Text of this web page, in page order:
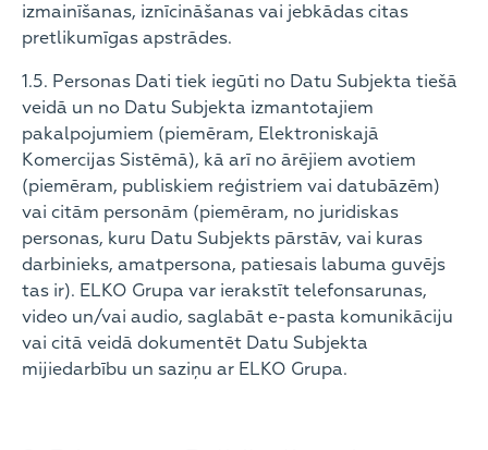
izmainīšanas, iznīcināšanas vai jebkādas citas
pretlikumīgas apstrādes.
1.5. Personas Dati tiek iegūti no Datu Subjekta tiešā
veidā un no Datu Subjekta izmantotajiem
pakalpojumiem (piemēram, Elektroniskajā
Komercijas Sistēmā), kā arī no ārējiem avotiem
(piemēram, publiskiem reģistriem vai datubāzēm)
vai citām personām (piemēram, no juridiskas
personas, kuru Datu Subjekts pārstāv, vai kuras
darbinieks, amatpersona, patiesais labuma guvējs
tas ir). ELKO Grupa var ierakstīt telefonsarunas,
video un/vai audio, saglabāt e-pasta komunikāciju
vai citā veidā dokumentēt Datu Subjekta
mijiedarbību un saziņu ar ELKO Grupa.